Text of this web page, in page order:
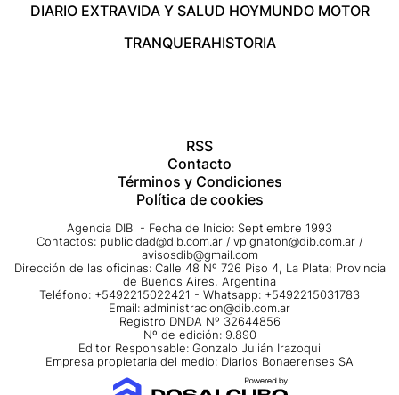
DIARIO EXTRAVIDA Y SALUD HOYMUNDO MOTOR
TRANQUERAHISTORIA
RSS
Contacto
Términos y Condiciones
Política de cookies
Agencia DIB - Fecha de Inicio: Septiembre 1993
Contactos: publicidad@dib.com.ar / vpignaton@dib.com.ar /
avisosdib@gmail.com
Dirección de las oficinas: Calle 48 Nº 726 Piso 4, La Plata; Provincia
de Buenos Aires, Argentina
Teléfono: +5492215022421 - Whatsapp: +5492215031783
Email: administracion@dib.com.ar
Registro DNDA Nº 32644856
Nº de edición: 9.890
Editor Responsable: Gonzalo Julián Irazoqui
Empresa propietaria del medio: Diarios Bonaerenses SA